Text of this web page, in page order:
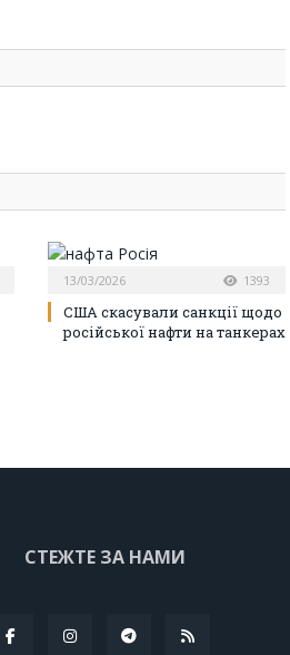
13/03/2026 1393
США скасували санкції щодо
російської нафти на танкерах
СТЕЖТЕ ЗА НАМИ